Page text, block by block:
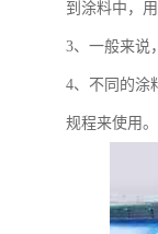
到涂料中，
3、一般来说
4、不同的涂
规程来使用。